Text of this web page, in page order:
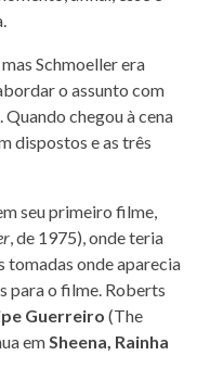
Schmoeller era
o assunto com
chegou à cena
dispostos e as três
seu primeiro filme,
, de 1975), onde teria
tomadas onde aparecia
para o filme. Roberts
Guerreiro (The
em Sheena, Rainha